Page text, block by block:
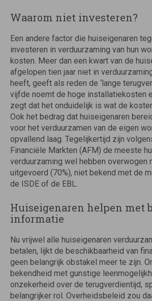
Waarom niet investeren?
Een andere factor die huiseigenaren
investeren in verduurzaming van hun
kosten. Meer dan een kwart van de
afgelopen tien jaar niet in
heeft, geeft als reden de ‘lange
vijfde noemt de hoge installatiekosten
zegt dat het onduidelijk is wat de
Ook het bedrag dat huiseigenaren
voor het verduurzamen van de eigen
opvallend laag. Tegelijkertijd zijn
Financiële Markten (AFM) de meeste
verduurzaming wel hebben overwogen
uitgevoerd (70%), niet bekend met de
de ISDE of de EBL.
Huiseigenaren helpen met
informatie
Nu vrijwel alle huiseigenaren
betalen, lijkt de beschikbaarheid van
geen belangrijk obstakel meer te zijn.
bekendheid met gunstige
onzekerheid over de terugverdientijd,
belangrijker rol. Overheidsbeleid zou